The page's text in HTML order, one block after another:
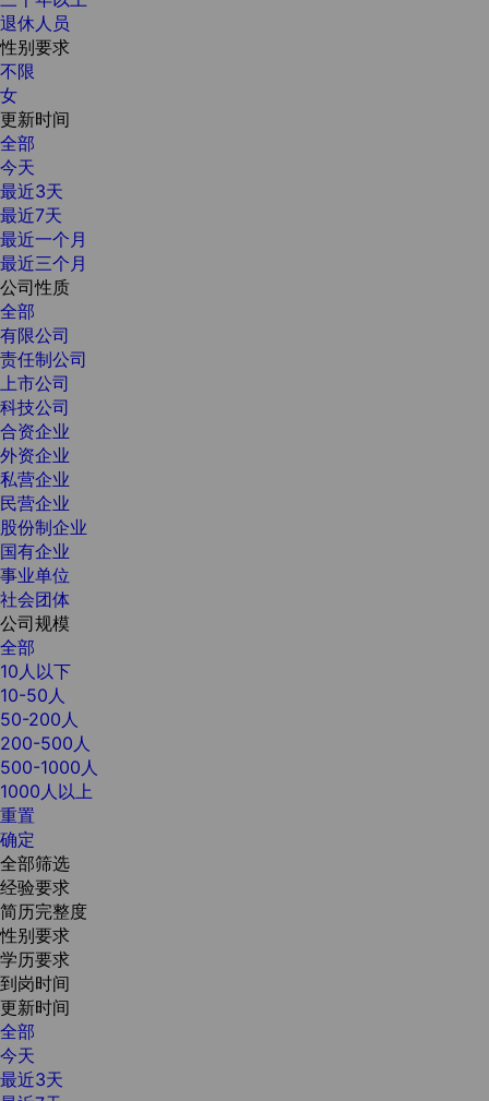
退休人员
性别要求
不限
女
更新时间
全部
今天
最近3天
最近7天
最近一个月
最近三个月
公司性质
全部
有限公司
责任制公司
上市公司
科技公司
合资企业
外资企业
私营企业
民营企业
股份制企业
国有企业
事业单位
社会团体
公司规模
全部
10人以下
10-50人
50-200人
200-500人
500-1000人
1000人以上
重置
确定
全部筛选
经验要求
简历完整度
性别要求
学历要求
到岗时间
更新时间
全部
今天
最近3天